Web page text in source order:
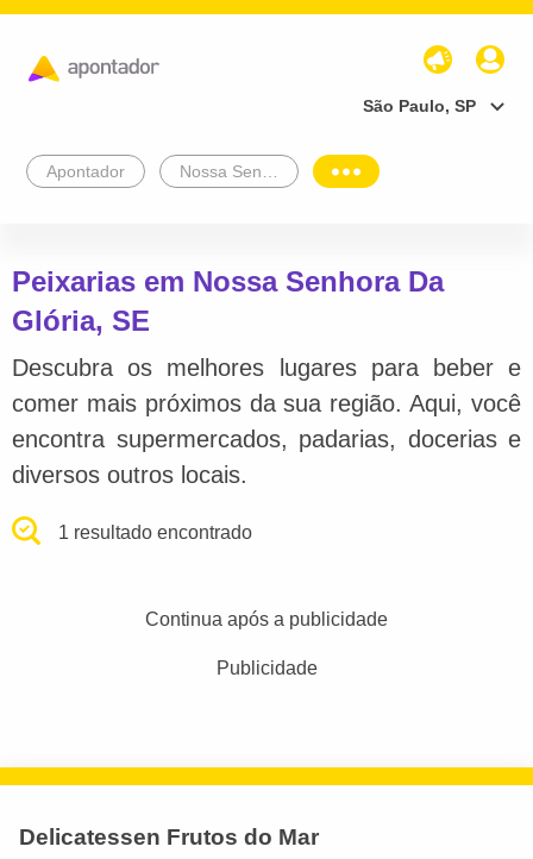
São Paulo, SP
Apontador
Peixarias em Nossa Senhora Da
Glória, SE
Descubra os melhores lugares para beber e
comer mais próximos da sua região. Aqui, você
encontra supermercados, padarias, docerias e
diversos outros locais.
1 resultado encontrado
Continua após a publicidade
Publicidade
Delicatessen Frutos do Mar